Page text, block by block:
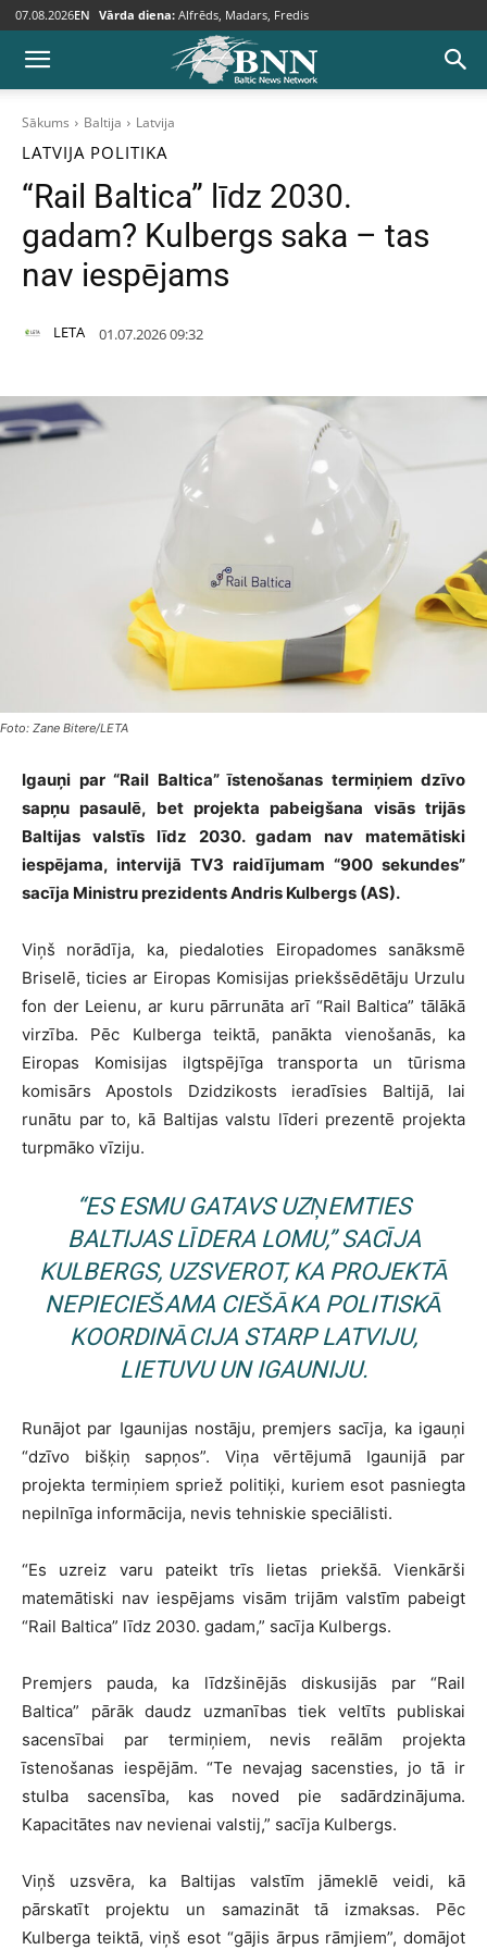
07.08.2026EN Vārda diena: Alfrēds, Madars, Fredis
Sākums Baltija Latvija
LATVIJA POLITIKA
“Rail Baltica” līdz 2030.
gadam? Kulbergs saka – tas
nav iespējams
LETA 01.07.2026 09:32
Foto: Zane Bitere/LETA
Igauņi par “Rail Baltica” īstenošanas termiņiem dzīvo
sapņu pasaulē, bet projekta pabeigšana visās trijās
Baltijas valstīs līdz 2030. gadam nav matemātiski
iespējama, intervijā TV3 raidījumam “900 sekundes”
sacīja Ministru prezidents Andris Kulbergs (AS).
Viņš norādīja, ka, piedaloties Eiropadomes sanāksmē
Briselē, ticies ar Eiropas Komisijas priekšsēdētāju Urzulu
fon der Leienu, ar kuru pārrunāta arī “Rail Baltica” tālākā
virzība. Pēc Kulberga teiktā, panākta vienošanās, ka
Eiropas Komisijas ilgtspējīga transporta un tūrisma
komisārs Apostols Dzidzikosts ieradīsies Baltijā, lai
runātu par to, kā Baltijas valstu līderi prezentē projekta
turpmāko vīziju.
“ES ESMU GATAVS UZŅEMTIES
BALTIJAS LĪDERA LOMU,” SACĪJA
KULBERGS, UZSVEROT, KA PROJEKTĀ
NEPIECIEŠAMA CIEŠĀKA POLITISKĀ
KOORDINĀCIJA STARP LATVIJU,
LIETUVU UN IGAUNIJU.
Runājot par Igaunijas nostāju, premjers sacīja, ka igauņi
“dzīvo bišķiņ sapņos”. Viņa vērtējumā Igaunijā par
projekta termiņiem spriež politiķi, kuriem esot pasniegta
nepilnīga informācija, nevis tehniskie speciālisti.
“Es uzreiz varu pateikt trīs lietas priekšā. Vienkārši
matemātiski nav iespējams visām trijām valstīm pabeigt
“Rail Baltica” līdz 2030. gadam,” sacīja Kulbergs.
Premjers pauda, ka līdzšinējās diskusijās par “Rail
Baltica” pārāk daudz uzmanības tiek veltīts publiskai
sacensībai par termiņiem, nevis reālām projekta
īstenošanas iespējām. “Te nevajag sacensties, jo tā ir
stulba sacensība, kas noved pie sadārdzinājuma.
Kapacitātes nav nevienai valstij,” sacīja Kulbergs.
Viņš uzsvēra, ka Baltijas valstīm jāmeklē veidi, kā
pārskatīt projektu un samazināt tā izmaksas. Pēc
Kulberga teiktā, viņš esot “gājis ārpus rāmjiem”, domājot